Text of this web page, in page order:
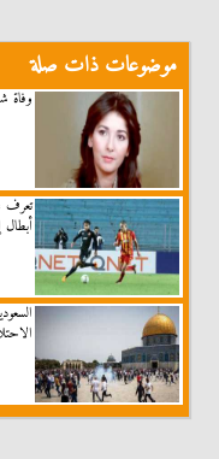
موضوعات ذات صلة
وفاة
تعرف
أبطال